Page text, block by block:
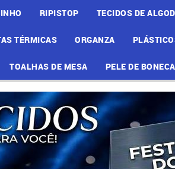
RIPISTOP TECIDOS DE
TÉRMICAS ORGANZA
TOALHAS DE MESA PELE DE